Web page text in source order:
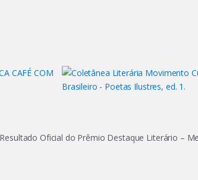
Resultado Oficial do Prêmio Destaque Literário –